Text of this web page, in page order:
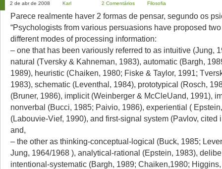
2 de abr de 2008 Karl 2 Comentários Filosofia
Parece realmente haver 2 formas de pensar, segundo os
“Psychologists from various persuasions have proposed
different modes of processing information:
– one that has been variously referred to as intuitive (Jung,
natural (Tversky & Kahneman, 1983), automatic (Bargh,
1989), heuristic (Chaiken, 1980; Fiske & Taylor, 1991;
1983), schematic (Leventhal, 1984), prototypical (Rosch,
(Bruner, 1986), implicit (Weinberger & McCleUand, 1991),
nonverbal (Bucci, 1985; Paivio, 1986), experiential (
(Labouvie-Vief, 1990), and first-signal system (Pavlov, cited
and,
– the other as thinking-conceptual-logical (Buck, 1985;
Jung, 1964/1968 ), analytical-rational (Epstein, 1983),
intentional-systematic (Bargh, 1989; Chaiken,1980;